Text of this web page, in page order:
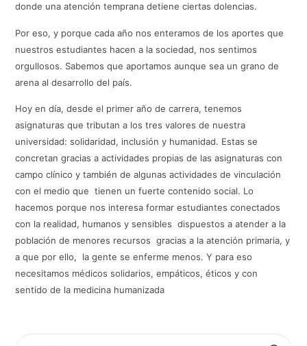
donde una atención temprana detiene ciertas dolencias.
Por eso, y porque cada año nos enteramos de los aportes que
nuestros estudiantes hacen a la sociedad, nos sentimos
orgullosos. Sabemos que aportamos aunque sea un grano de
arena al desarrollo del país.
Hoy en día, desde el primer año de carrera, tenemos
asignaturas que tributan a los tres valores de nuestra
universidad: solidaridad, inclusión y humanidad. Estas se
concretan gracias a actividades propias de las asignaturas con
campo clínico y también de algunas actividades de vinculación
con el medio que tienen un fuerte contenido social. Lo
hacemos porque nos interesa formar estudiantes conectados
con la realidad, humanos y sensibles dispuestos a atender a la
población de menores recursos gracias a la atención primaria, y
a que por ello, la gente se enferme menos. Y para eso
necesitamos médicos solidarios, empáticos, éticos y con
sentido de la medicina humanizada
BUSCAR